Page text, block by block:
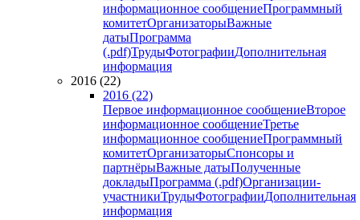
информационное сообщениеПрограммный
комитетОрганизаторыВажные
датыПрограмма
(.pdf)ТрудыФотографииДополнительная
информация
2016 (22)
2016 (22)
Первое информационное сообщениеВторое
информационное сообщениеТретье
информационное сообщениеПрограммный
комитетОрганизаторыСпонсоры и
партнёрыВажные датыПолученные
докладыПрограмма (.pdf)Организации-
участникиТрудыФотографииДополнительная
информация